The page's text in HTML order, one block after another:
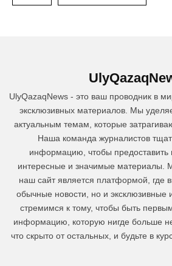
UlyQazaqNews - это ваш проводник в
эксклюзивных материалов. Мы
актуальным темам, которые
Наша команда журналистов
информацию, чтобы предоставить
интересные и значимые материалы.
наш сайт является платформой, где
обычные новости, но и
стремимся к тому, чтобы быть
информацию, которую нигде больше
что скрыто от остальных, и будьте в